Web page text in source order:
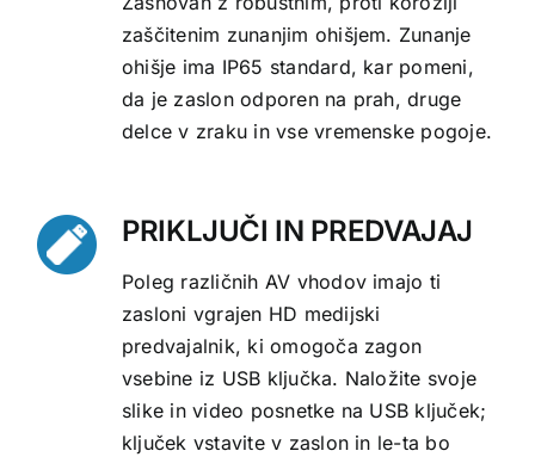
zaščitenim zunanjim ohišjem. Zunanje
ohišje ima IP65 standard, kar pomeni,
da je zaslon odporen na prah, druge
delce v zraku in vse vremenske pogoje.
PRIKLJUČI IN PREDVAJAJ
Poleg različnih AV vhodov imajo ti
zasloni vgrajen HD medijski
predvajalnik, ki omogoča zagon
vsebine iz USB ključka. Naložite svoje
slike in video posnetke na USB ključek;
ključek vstavite v zaslon in le-ta bo